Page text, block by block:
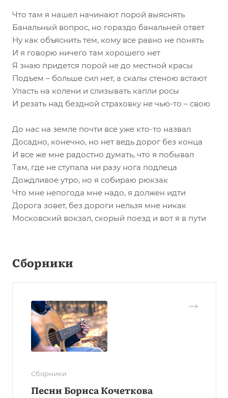
Что там я нашел начинают порой выяснять
Банальный вопрос, но гораздо банальней ответ
Ну как объяснить тем, кому все равно не понять
И я говорю ничего там хорошего нет
Я знаю придется порой не до местной красы
Подъем – больше сил нет, а скалы стеною встают
Упасть на колени и слизывать капли росы
И резать над бездной страховку не чью-то – свою
До нас на земле почти все уже кто-то назвал
Досадно, конечно, но нет ведь дорог без конца
И все же мне радостно думать, что я побывал
Там, где не ступала ни разу нога подлеца
Дождливое утро, но я собираю рюкзак
Что мне непогода мне надо, я должен идти
Дорога зовет, без дороги нельзя мне никак
Московский вокзал, скорый поезд и вот я в пути
Сборники
Сборники
Песни Бориса Кочеткова